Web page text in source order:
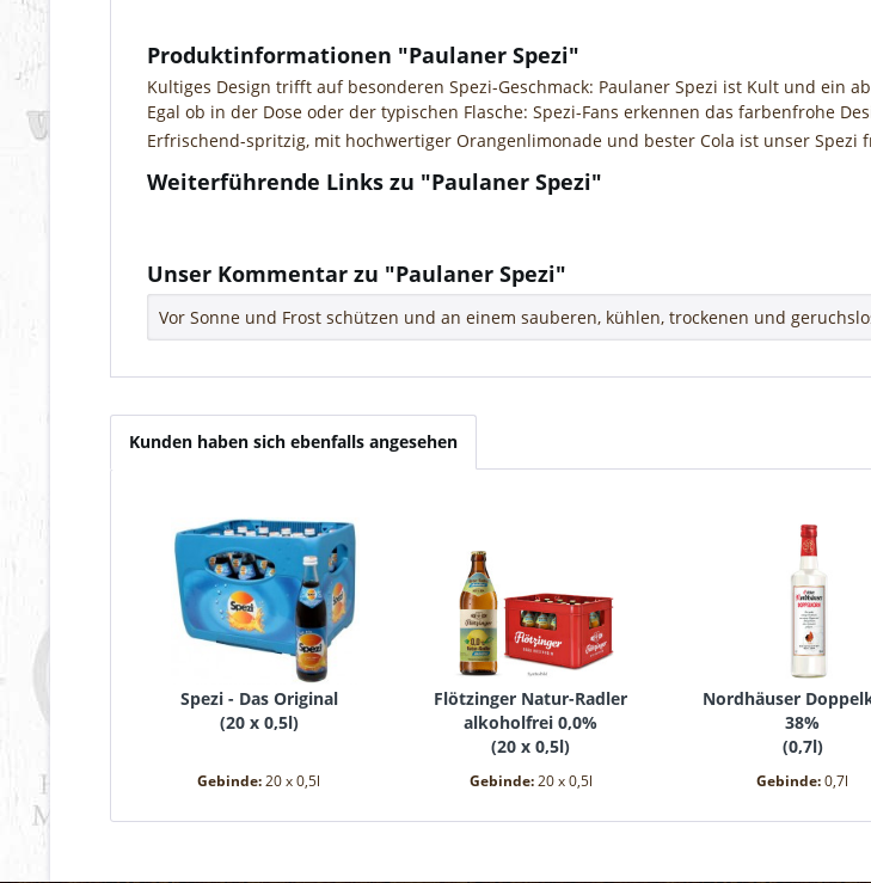
Produktinformationen "Paulaner Spezi"
Kultiges Design trifft auf besonderen Spezi-Geschmack: Paulaner Spezi ist Kult und ein
Egal ob in der Dose oder der typischen Flasche: Spezi-Fans erkennen das farbenfrohe
Erfrischend-spritzig, mit hochwertiger Orangenlimonade und bester Cola ist unser
Weiterführende Links zu "Paulaner Spezi"
Unser Kommentar zu "Paulaner Spezi"
Vor Sonne und Frost schützen und an einem sauberen, kühlen, trockenen und
Kunden haben sich ebenfalls angesehen
Spezi - Das Original
(20 x 0,5l)
Gebinde:20 x 0,5l
Flötzinger Natur-Radler
alkoholfrei 0,0%
(20 x 0,5l)
Gebinde:20 x 0,5l
Nordhäuser
38%
(0,7l)
Gebinde:0,7l